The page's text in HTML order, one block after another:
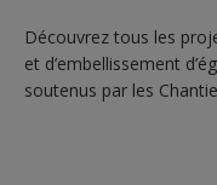
Découvrez tous les
et d’embellissement
soutenus par les